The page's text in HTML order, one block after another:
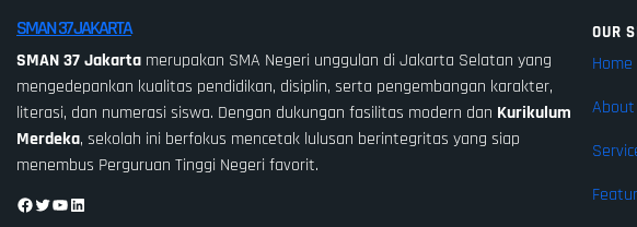
SMAN 37 JAKARTA
SMAN 37 Jakarta merupakan SMA Negeri unggulan di Jakarta Selatan yang
mengedepankan kualitas pendidikan, disiplin, serta pengembangan karakter,
literasi, dan numerasi siswa. Dengan dukungan fasilitas modern dan Kurikulum
Merdeka, sekolah ini berfokus mencetak lulusan berintegritas yang siap
menembus Perguruan Tinggi Negeri favorit.
Facebook Twitter YouTube LinkedIn
OUR
Home
About